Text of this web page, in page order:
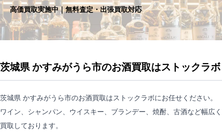
高価買取実施中｜無料査定・出張買取対応
茨城県 かすみがうら市のお酒買取はストックラボ
茨城県 かすみがうら市のお酒買取はストックラボにお任せください。
ワイン、シャンパン、ウイスキー、ブランデー、焼酎、古酒など幅広く
買取しております。